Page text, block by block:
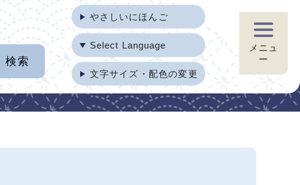
やさしいにほんご
Select Language
文字サイズ・配色の変更
メニュ
ー